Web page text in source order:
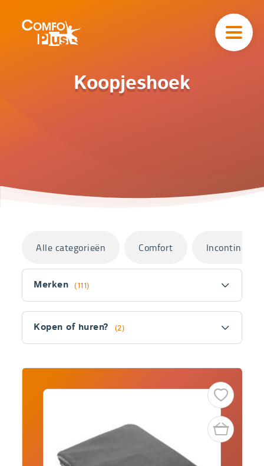
Koopjeshoek
navigatieComfoPlus
section
Filter
Merken (111)
Kopen of huren? (2)
Alle categorieën Comfort Incontinentie
Producten